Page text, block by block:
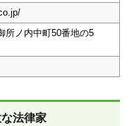
所ノ内中町50番地の5
法律家